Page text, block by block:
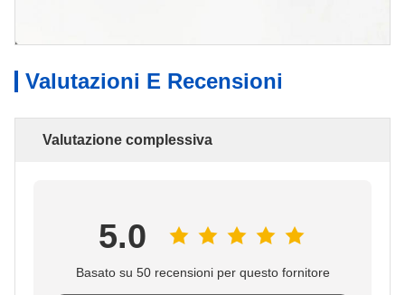
Valutazioni E Recensioni
Valutazione complessiva
5.0
Basato su 50 recensioni per questo fornitore